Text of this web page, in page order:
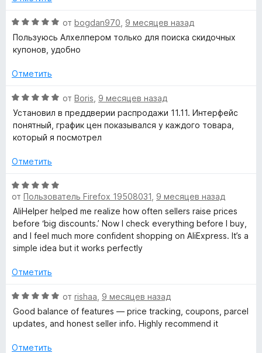
а
5
и
5
О
ц
е
е
о
н
з
от bogdan970 9 месяцев назад
Пользуюсь Алхелпером только для поиска скидочных
купонов, удобно
Отметить
О
ц
е
н
н
н
а
5
и
з
5
от Boris 9 месяцев назад
Установил в преддверии распродажи 11.11. Интерфейс
понятный, график цен показывался у каждого товара,
который я посмотрел
Отметить
О
ц
е
н
е
н
н
5
и
з
от Пользователь Firefox 19508031 9 месяцев назад
AliHelper helped me realize how often sellers raise prices
before ‘big discounts.’ Now I check everything before I buy,
and I feel much more confident shopping on AliExpress. It’s a
simple idea but it works perfectly
Отметить
О
ц
е
е
от rishaa 9 месяцев назад
Good balance of features — price tracking, coupons, parcel
updates, and honest seller info. Highly recommend it
Отметить